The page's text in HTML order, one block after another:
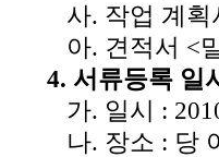
사. 작업 계획
아. 견적서 <
4. 서류등록 일
가. 일시 :
나. 장소 : 당